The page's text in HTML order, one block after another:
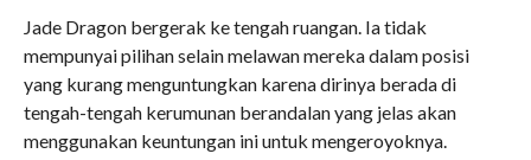
Jade Dragon bergerak ke tengah ruangan. Ia tidak
mempunyai pilihan selain melawan mereka dalam posisi
yang kurang menguntungkan karena dirinya berada di
tengah-tengah kerumunan berandalan yang jelas akan
menggunakan keuntungan ini untuk mengeroyoknya.